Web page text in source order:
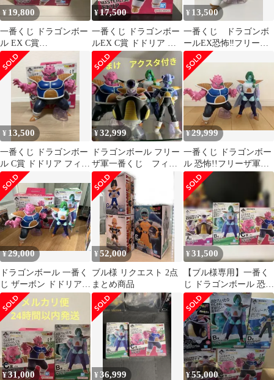
¥ 19,800
一番くじ ドラゴンボー
ル EX C賞
MASTERLISE ドドリア
¥17,500
一番くじ ドラゴンボー
ルEX C賞 ドドリア フ
ィギュア
¥ 13,500
一番くじ ドラゴンボ
ールEX恐怖‼︎フリーザ
軍 C賞 ドドリア
¥ 13,500
一番くじ ドラゴンボー
ル C賞 ドドリア フィギ
ュア
¥32,999
ドラゴンボール フリー
ザ軍一番くじ フィギ
ュア
¥29,999
一番くじ ドラゴンボー
ル 恐怖!!フリーザ軍
MASTERLISE 2体セッ
ト
¥29,000
ドラゴンボール 一番く
じ ザーボン ドドリア
Ｃ賞 Ｂ賞
¥52,000
ブル様 リクエスト 2点
まとめ商品
¥31,500
【ブル様専用】一番く
じ ドラゴンボール 恐
怖！フリーザ軍 フィ
ギュア３点
¥31,000 ¥36,999 ¥55,000